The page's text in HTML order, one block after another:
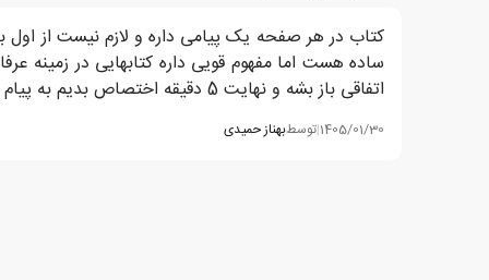
کتاب در هر صفحه یک پیامی داره و لازم نیست از
ساده هست اما مفهوم قویی داره کتابهایی در
اتفاقی باز بشه و نهایت 5 دقیقه اختصاص بدیم به پیام اون روز
1405/01/30
|توسطبهناز حمیدی